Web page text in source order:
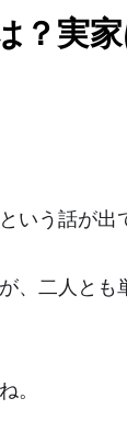
？実
いう話が出
、二人とも
。